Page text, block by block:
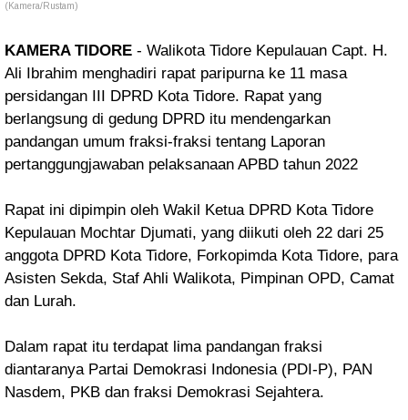
(Kamera/Rustam)
KAMERA TIDORE - Walikota Tidore Kepulauan Capt. H.
Ali Ibrahim menghadiri rapat paripurna ke 11 masa
persidangan III DPRD Kota Tidore. Rapat yang
berlangsung di gedung DPRD itu mendengarkan
pandangan umum fraksi-fraksi tentang Laporan
pertanggungjawaban pelaksanaan APBD tahun 2022
Rapat ini dipimpin oleh Wakil Ketua DPRD Kota Tidore
Kepulauan Mochtar Djumati, yang diikuti oleh 22 dari 25
anggota DPRD Kota Tidore, Forkopimda Kota Tidore, para
Asisten Sekda, Staf Ahli Walikota, Pimpinan OPD, Camat
dan Lurah.
Dalam rapat itu terdapat lima pandangan fraksi
diantaranya Partai Demokrasi Indonesia (PDI-P), PAN
Nasdem, PKB dan fraksi Demokrasi Sejahtera.